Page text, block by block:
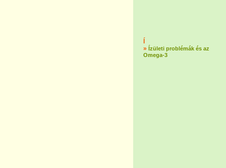
» Ízületi problémák és az
Omega-3